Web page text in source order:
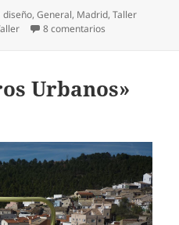
Categorías
diseño,General, Madrid,Taller
8 comentarios
Urbanos»